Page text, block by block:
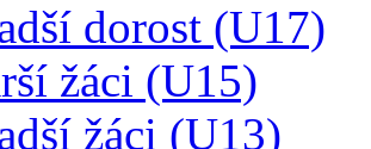
dorost (U17)
žáci (U15)
žáci (U13)